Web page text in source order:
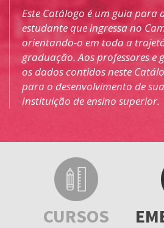
Este Catálogo é um guia para
estudante que ingressa no
orientando-o em toda a
graduação. Aos professores e
os dados contidos neste
para o desenvolvimento de
Instituição de ensino superior.
CURSOS